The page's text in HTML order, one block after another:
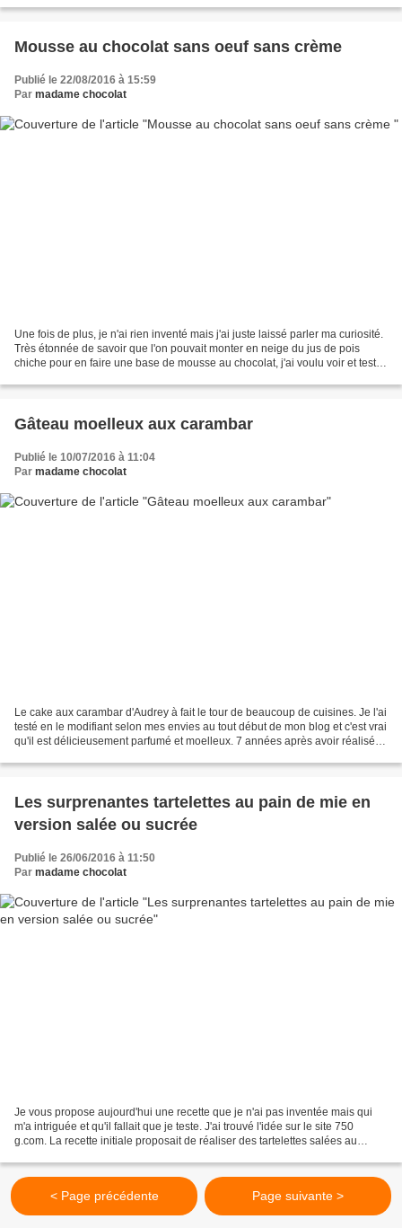
Mousse au chocolat sans oeuf sans crème
Publié le 22/08/2016 à 15:59
Par madame chocolat
Une fois de plus, je n'ai rien inventé mais j'ai juste laissé parler ma curiosité.
Très étonnée de savoir que l'on pouvait monter en neige du jus de pois
chiche pour en faire une base de mousse au chocolat, j'ai voulu voir et tester
Gâteau moelleux aux carambar
Publié le 10/07/2016 à 11:04
Par madame chocolat
Le cake aux carambar d'Audrey à fait le tour de beaucoup de cuisines. Je l'ai
testé en le modifiant selon mes envies au tout début de mon blog et c'est vrai
qu'il est délicieusement parfumé et moelleux. 7 années après avoir réalisé
Les surprenantes tartelettes au pain de mie en
version salée ou sucrée
Publié le 26/06/2016 à 11:50
Par madame chocolat
Je vous propose aujourd'hui une recette que je n'ai pas inventée mais qui
m'a intriguée et qu'il fallait que je teste. J'ai trouvé l'idée sur le site 750
g.com. La recette initiale proposait de réaliser des tartelettes salées au
< Page précédente Page suivante >